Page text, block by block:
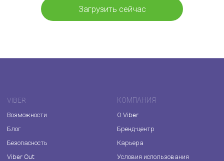
Загрузить сейчас
VIBER
Возможности
Блог
Безопасность
Viber Out
КОМПАНИЯ
О Viber
Бренд-центр
Карьера
Условия использования